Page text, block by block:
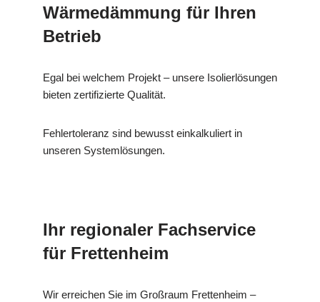
Wärmedämmung für Ihren
Betrieb
Egal bei welchem Projekt – unsere Isolierlösungen
bieten zertifizierte Qualität.
Fehlertoleranz sind bewusst einkalkuliert in
unseren Systemlösungen.
Ihr regionaler Fachservice
für Frettenheim
Wir erreichen Sie im Großraum Frettenheim –